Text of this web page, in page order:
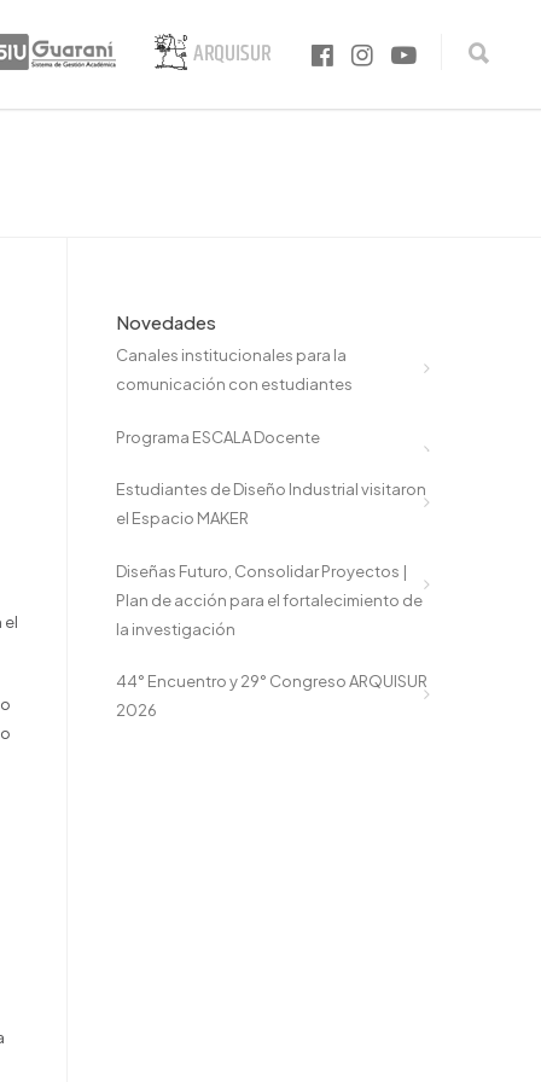
el
Novedades
Canales institucionales para la
comunicación con estudiantes
Programa ESCALA Docente
Estudiantes de Diseño Industrial visitaron
el Espacio MAKER
Diseñas Futuro, Consolidar Proyectos |
Plan de acción para el fortalecimiento de
la investigación
44° Encuentro y 29° Congreso ARQUISUR
2026